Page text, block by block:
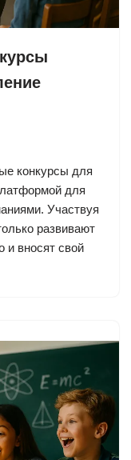
конкурсы для
для
Участвуя
развивают
и вносят свой